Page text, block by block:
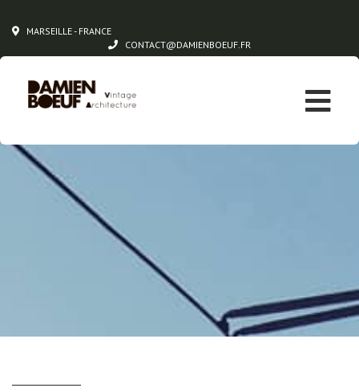
MARSEILLE - FRANCE
CONTACT@DAMIENBOEUF.FR